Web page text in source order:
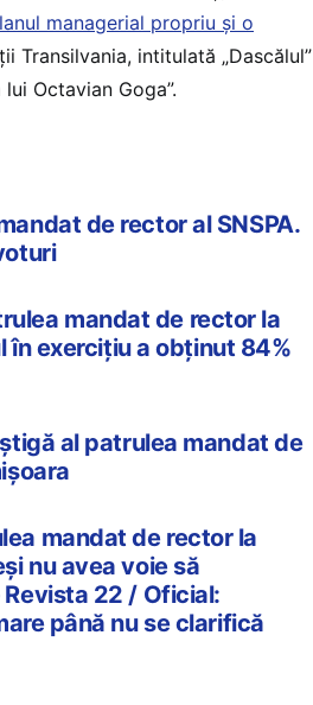
managerial propriu și o
Transilvania, intitulată „Dascălul”
Octavian Goga”.
de rector al SNSPA.
mandat de rector la
în exercițiu a obținut 84%
al patrulea mandat de
mandat de rector la
nu avea voie să
22 / Oficial:
până nu se clarifică